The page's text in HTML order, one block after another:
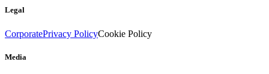
Legal
CorporatePrivacy PolicyCookie Policy
Media